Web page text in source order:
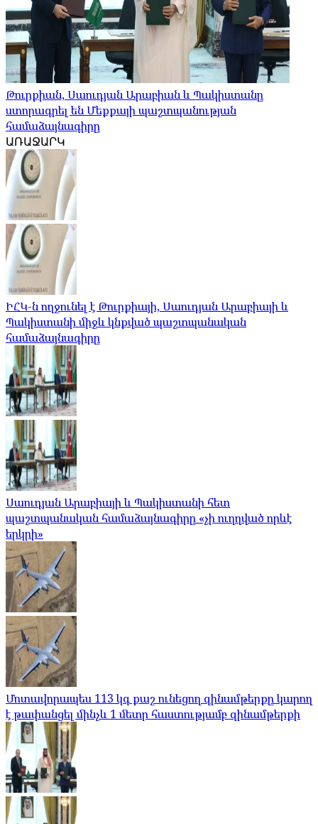
Թուրքիան, Սաուդյան Արաբիան և Պակիստանը
ստորագրել են Մեքքայի պաշտպանության
համաձայնագիրը
ԱՌԱՋԱՐԿ
ԻՀԿ-ն ողջունել է Թուրքիայի, Սաուդյան Արաբիայի և
Պակիստանի միջև կնքված պաշտպանական
համաձայնագիրը
Սաուդյան Արաբիայի և Պակիստանի հետ
պաշտպանական համաձայնագիրը «չի ուղղված որևէ
երկրի»
Մոտավորապես 113 կգ քաշ ունեցող զինամթերքը կարող
է թափանցել մինչև 1 մետր հաստությամբ զինամթերքի